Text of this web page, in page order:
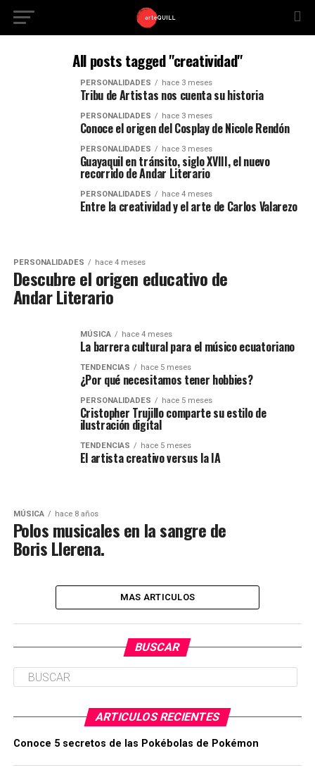
All posts tagged "creatividad"
PERSONALIDADES hace 3 meses
Tribu de Artistas nos cuenta su historia
PERSONALIDADES hace 3 meses
Conoce el origen del Cosplay de Nicole Rendón
PERSONALIDADES hace 3 meses
Guayaquil en tránsito, siglo XVIII, el nuevo
recorrido de Andar Literario
PERSONALIDADES hace 4 meses
Entre la creatividad y el arte de Carlos Valarezo
PERSONALIDADES hace 4 meses
Descubre el origen educativo de
Andar Literario
MÚSICA hace 4 meses
La barrera cultural para el músico ecuatoriano
TENDENCIAS hace 5 meses
¿Por qué necesitamos tener hobbies?
PERSONALIDADES hace 5 meses
Cristopher Trujillo comparte su estilo de
ilustración digital
TENDENCIAS hace 5 meses
El artista creativo versus la IA
MÚSICA hace 8 años
Polos musicales en la sangre de
Boris Llerena.
MAS ARTICULOS
BUSCAR
ARTICULOS RECIENTES
Conoce 5 secretos de las Pokébolas de Pokémon